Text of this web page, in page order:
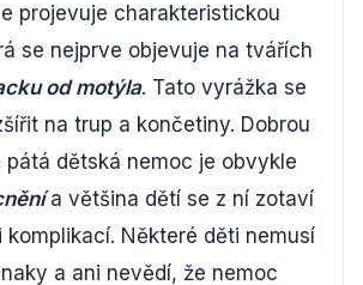
projevuje charakteristickou
se nejprve objevuje na tvářích
od motýla. Tato vyrážka se
na trup a končetiny. Dobrou
pátá dětská nemoc je obvykle
a většina dětí se z ní zotaví
komplikací. Některé děti nemusí
a ani nevědí, že nemoc